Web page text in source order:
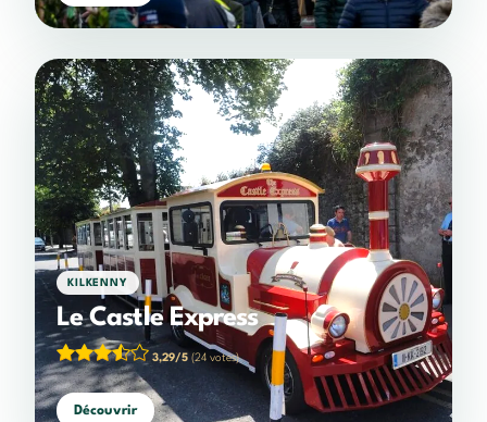
KILKENNY
Le Castle Express
3,29/5 (24 votes)
Découvrir